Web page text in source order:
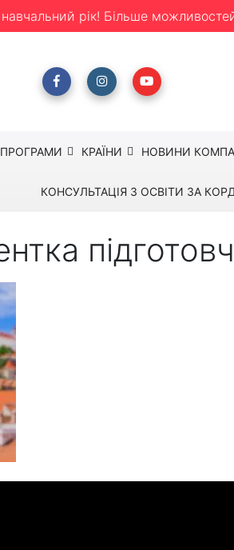
рік! Більше
ПРОГРАМИ КРАЇНИ НОВИНИ
КОНСУЛЬТАЦІЯ З ОСВІТИ ЗА